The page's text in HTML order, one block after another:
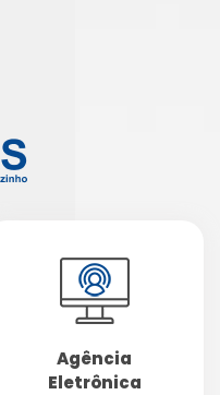
Agência
Eletrônica